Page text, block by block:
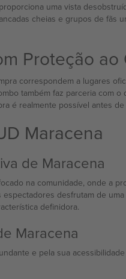
uma vista
cheias e grupos de
Proteção ao
correspondem a lugares
também faz parceria com
é realmente possível antes
Maracena
de Maracena
na comunidade, onde a
desfrutam de
definidora.
Maracena
e pela sua